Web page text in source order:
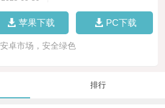
苹果下载 PC下载
安卓市场，安全绿色
排行